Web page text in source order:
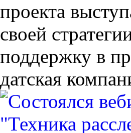
проекта
своей
поддержку в
датская